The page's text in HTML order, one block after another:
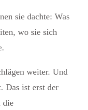
sie dachte: Was
wo sie sich
weiter. Und
Das ist erst der
die